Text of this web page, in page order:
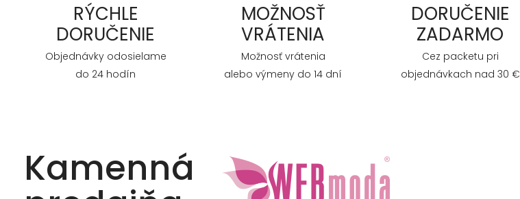
RÝCHLE
DORUČENIE
Objednávky odosielame
do 24 hodín
MOŽNOSŤ
VRÁTENIA
Možnosť vrátenia
alebo výmeny do 14 dní
DORUČENIE
ZADARMO
Cez packetu pri
objednávkach nad 30 €
Kamenná